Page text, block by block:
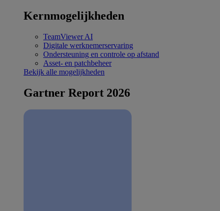
Kernmogelijkheden
TeamViewer AI
Digitale werknemerservaring
Ondersteuning en controle op afstand
Asset- en patchbeheer
Bekijk alle mogelijkheden
Gartner Report 2026